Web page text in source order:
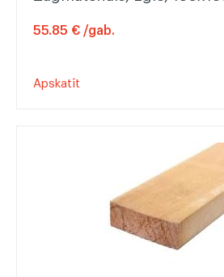
55.85 € /gab.
Apskatīt